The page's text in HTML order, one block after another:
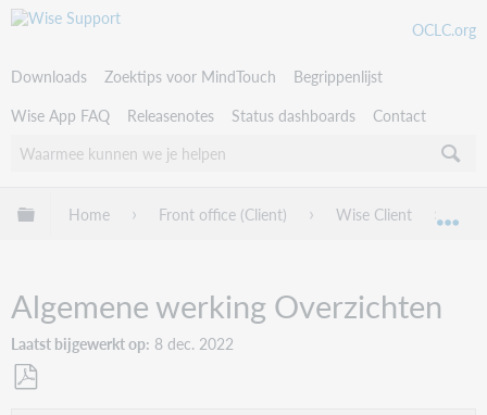
OCLC.org
Downloads Zoektips voor MindTouch
Begrippenlijst
Wise App FAQ
Releasenotes Status dashboards Contact
Uitklappen/inklappen van globale hiërarchie
Home Front office (Client) Wise Client
Algemene werking Overzichten
Laatst bijgewerkt op 8 dec. 2022